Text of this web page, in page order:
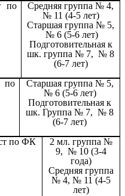
по
Средняя группа № 4,
№ 11 (4-5 лет)
Старшая группа № 5,
№ 6 (5-6 лет)
Подготовительная к
шк. группа № 7, № 8
(6-7 лет)
по
Старшая группа № 5,
№ 6 (5-6 лет)
Подготовительная к
шк. Группа № 7, № 8
(6-7 лет)
по ФК
2 мл. группа №
9, № 10 (3-4
года)
Средняя группа
№ 4, № 11 (4-5
лет)